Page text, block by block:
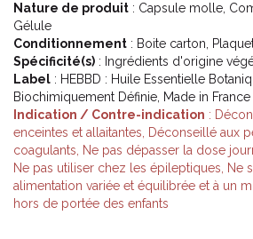
Complément alimentaire à base de
huiles essentielles (Niaouli, Cannelle de
Sarriette des montagnes).
Cys Control Flash contient de la
huiles essentielles 100% pures et
Botaniquement et Biochimiquement
SARRIETTE DES MONTAGNES
(sommité fleurie) 12mg d' huile/
Satureja montana (carvacrol)
CANNELLE DE CEYLAN
(écorce) 12mg d' huile/gélule
Nature de produit : Capsule molle,
Gélule
Conditionnement : Boite carton,
Spécificité(s) : Ingrédients d'origine
Label : HEBBD : Huile Essentielle
Biochimiquement Définie, Made in France
Indication / Contre-indication :
enceintes et allaitantes, Déconseillé aux
coagulants, Ne pas dépasser la dose
Ne pas utiliser chez les épileptiques, Ne
alimentation variée et équilibrée et à un
hors de portée des enfants